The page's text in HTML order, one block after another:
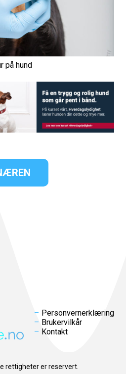
på hund
Personvernerklæring
Brukervilkår
Kontakt
rettigheter er reservert.